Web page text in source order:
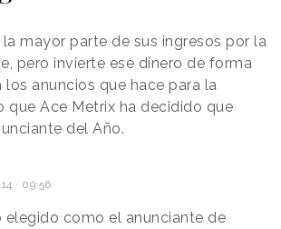
mayor parte de sus ingresos por la
pero invierte ese dinero de forma
anuncios que hace para la
que Ace Metrix ha decidido que
del Año.
· 09:56
elegido como el anunciante de